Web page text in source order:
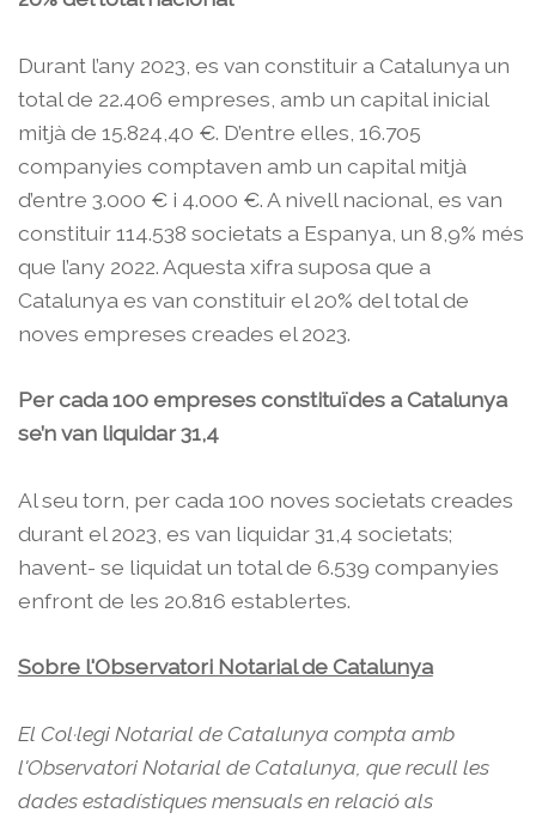
Durant l’any 2023, es van constituir a Catalunya un
total de 22.406 empreses, amb un capital inicial
mitjà de 15.824,40 €. D’entre elles, 16.705
companyies comptaven amb un capital mitjà
d’entre 3.000 € i 4.000 €. A nivell nacional, es van
constituir 114.538 societats a Espanya, un 8,9% més
que l’any 2022. Aquesta xifra suposa que a
Catalunya es van constituir el 20% del total de
noves empreses creades el 2023.
Per cada 100 empreses constituïdes a Catalunya
se’n van liquidar 31,4
Al seu torn, per cada 100 noves societats creades
durant el 2023, es van liquidar 31,4 societats;
havent- se liquidat un total de 6.539 companyies
enfront de les 20.816 establertes.
Sobre l'Observatori Notarial de Catalunya
El Col·legi Notarial de Catalunya compta amb
l'Observatori Notarial de Catalunya, que recull les
dades estadístiques mensuals en relació als